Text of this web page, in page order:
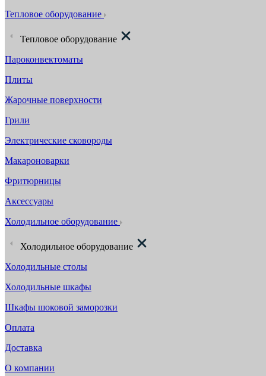
Тепловое оборудование
Тепловое оборудование
Пароконвектоматы
Плиты
Жарочные поверхности
Грили
Электрические сковороды
Макароноварки
Фритюрницы
Аксессуары
Холодильное оборудование
Холодильное оборудование
Холодильные столы
Холодильные шкафы
Шкафы шоковой заморозки
Оплата
Доставка
О компании